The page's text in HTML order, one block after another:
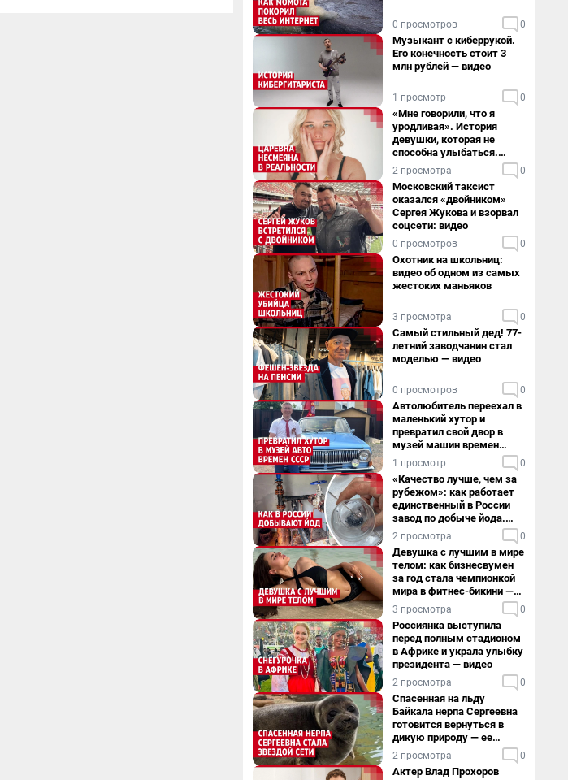
0 просмотров 0
Музыкант с киберрукой.
Его конечность стоит 3
млн рублей — видео
1 просмотр 0
«Мне говорили, что я
уродливая». История
девушки, которая не
способна улыбаться.
Видео
2 просмотра 0
Московский таксист
оказался «двойником»
Сергея Жукова и взорвал
соцсети: видео
0 просмотров 0
Охотник на школьниц:
видео об одном из самых
жестоких маньяков
3 просмотра 0
Самый стильный дед! 77-
летний заводчанин стал
моделью — видео
0 просмотров 0
Автолюбитель переехал в
маленький хутор и
превратил свой двор в
музей машин времен
СССР. Видео
1 просмотр 0
«Качество лучше, чем за
рубежом»: как работает
единственный в России
завод по добыче йода.
Видео
2 просмотра 0
Девушка с лучшим в мире
телом: как бизнесвумен
за год стала чемпионкой
мира в фитнес-бикини —
видео
3 просмотра 0
Россиянка выступила
перед полным стадионом
в Африке и украла улыбку
президента — видео
2 просмотра 0
Спасенная на льду
Байкала нерпа Сергеевна
готовится вернуться в
дикую природу — ее
видеоистория
2 просмотра 0
Актер Влад Прохоров